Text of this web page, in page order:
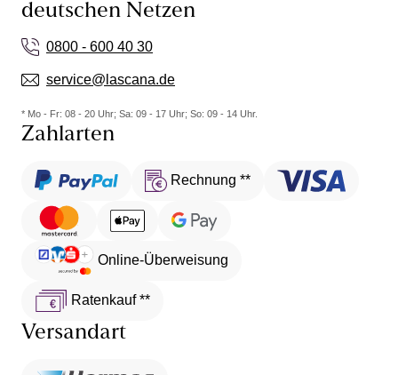
deutschen Netzen
0800 - 600 40 30
service@lascana.de
* Mo - Fr: 08 - 20 Uhr; Sa: 09 - 17 Uhr; So: 09 - 14 Uhr.
Zahlarten
Rechnung **
Online-Überweisung
Ratenkauf **
Versandart